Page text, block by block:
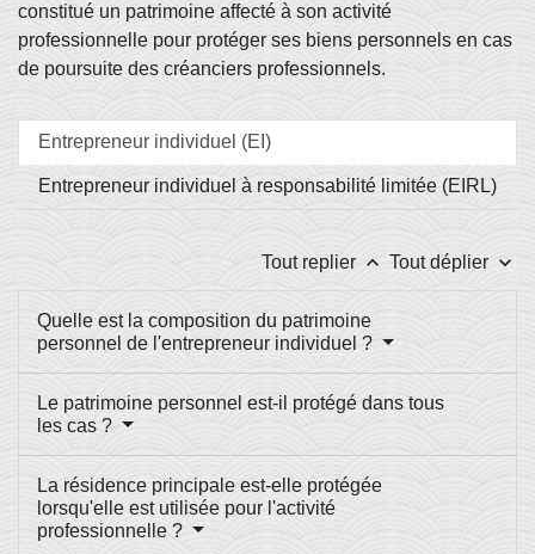
constitué un patrimoine affecté à son activité
professionnelle pour protéger ses biens personnels en cas
de poursuite des créanciers professionnels.
Entrepreneur individuel (EI)
Entrepreneur individuel à responsabilité limitée (EIRL)
Tout replier keyboard_arrow_up Tout déplier keyboard_arrow_down
Quelle est la composition du patrimoine
personnel de l'entrepreneur individuel ?
Le patrimoine personnel est-il protégé dans tous
les cas ?
La résidence principale est-elle protégée
lorsqu'elle est utilisée pour l'activité
professionnelle ?